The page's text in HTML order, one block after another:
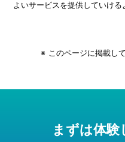
よいサービスを提供していける
このページに掲載し
まずは体験